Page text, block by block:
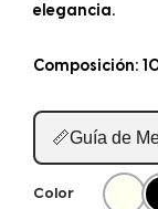
elegancia.
Composición:
📏Guía de
Color